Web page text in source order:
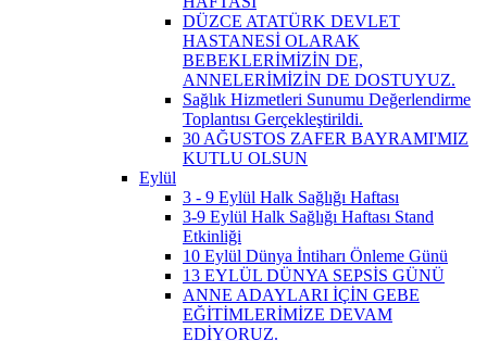
DÜZCE ATATÜRK DEVLET
HASTANESİ OLARAK
BEBEKLERİMİZİN DE,
ANNELERİMİZİN DE DOSTUYUZ.
Sağlık Hizmetleri Sunumu Değerlendirme
Toplantısı Gerçekleştirildi.
30 AĞUSTOS ZAFER BAYRAMI'MIZ
KUTLU OLSUN
Eylül
3 - 9 Eylül Halk Sağlığı Haftası
3-9 Eylül Halk Sağlığı Haftası Stand
Etkinliği
10 Eylül Dünya İntiharı Önleme Günü
13 EYLÜL DÜNYA SEPSİS GÜNÜ
ANNE ADAYLARI İÇİN GEBE
EĞİTİMLERİMİZE DEVAM
EDİYORUZ.